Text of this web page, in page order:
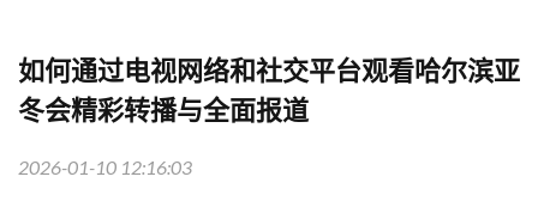
如何通过电视网络和社交平台观看哈尔滨亚
冬会精彩转播与全面报道
2026-01-10 12:16:03